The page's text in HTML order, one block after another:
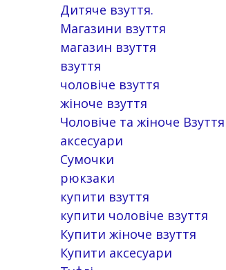
Дитяче взуття.
Магазини взуття
магазин взуття
взуття
чоловіче взуття
жіноче взуття
Чоловіче та жіноче Взуття
аксесуари
Сумочки
рюкзаки
купити взуття
купити чоловіче взуття
Купити жіноче взуття
Купити аксесуари